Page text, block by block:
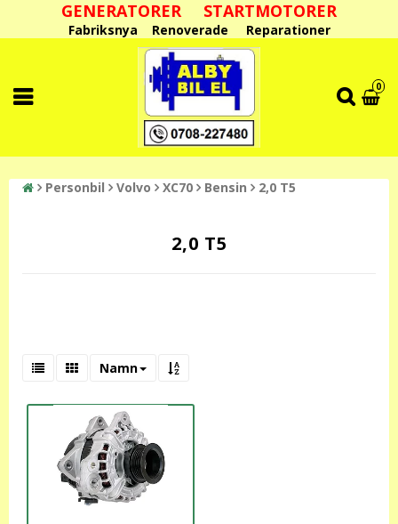
GENERATORER STARTMOTORER
Fabriksnya Renoverade Reparationer
0
Personbil Volvo XC70 Bensin 2,0 T5
2,0 T5
Namn